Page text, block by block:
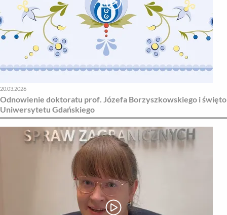
20.03.2026
Odnowienie doktoratu prof. Józefa Borzyszkowskiego i święto
Uniwersytetu Gdańskiego